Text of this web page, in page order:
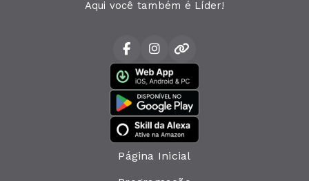
Aqui você também é Líder!
Página Inicial